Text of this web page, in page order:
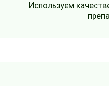
Используем